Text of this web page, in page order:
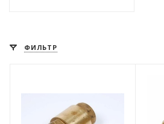
ФИЛЬТР